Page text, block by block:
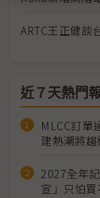
ARTC王正健談
近７天熱門
MLCC訂
建熱潮將趨
2027全年
宣」只怕買